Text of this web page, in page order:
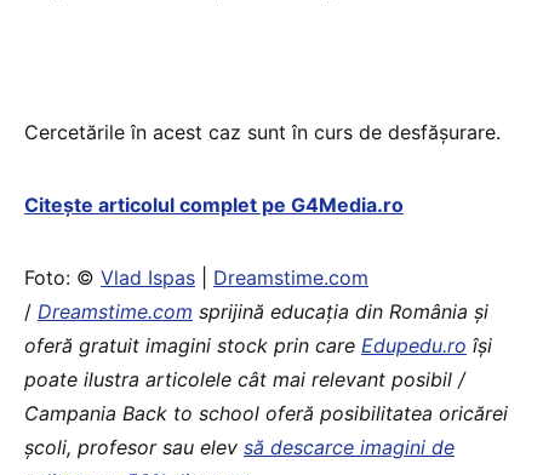
Cercetările în acest caz sunt în curs de desfășurare.
Citește articolul complet pe G4Media.ro
Foto: © Vlad Ispas
Dreamstime.com
/ Dreamstime.com sprijină educaţia din România şi
oferă gratuit imagini stock prin care Edupedu.ro îşi
poate ilustra articolele cât mai relevant posibil /
Campania Back to school oferă posibilitatea oricărei
școli, profesor sau elev să descarce imagini de